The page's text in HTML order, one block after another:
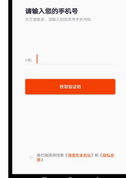
《滴渡安运》软件亮点
*借助先进的科技手段
险品运输更加高效。
*通过严格的司机培